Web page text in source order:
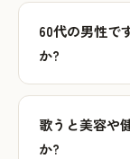
60代の男性で
か?
歌うと美容や
か?